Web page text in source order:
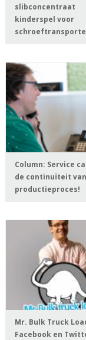
slibconcentraat
kinderspel voor
Column: Service
de continuïteit
productieproces!
Mr. Bulk Truck
Facebook en